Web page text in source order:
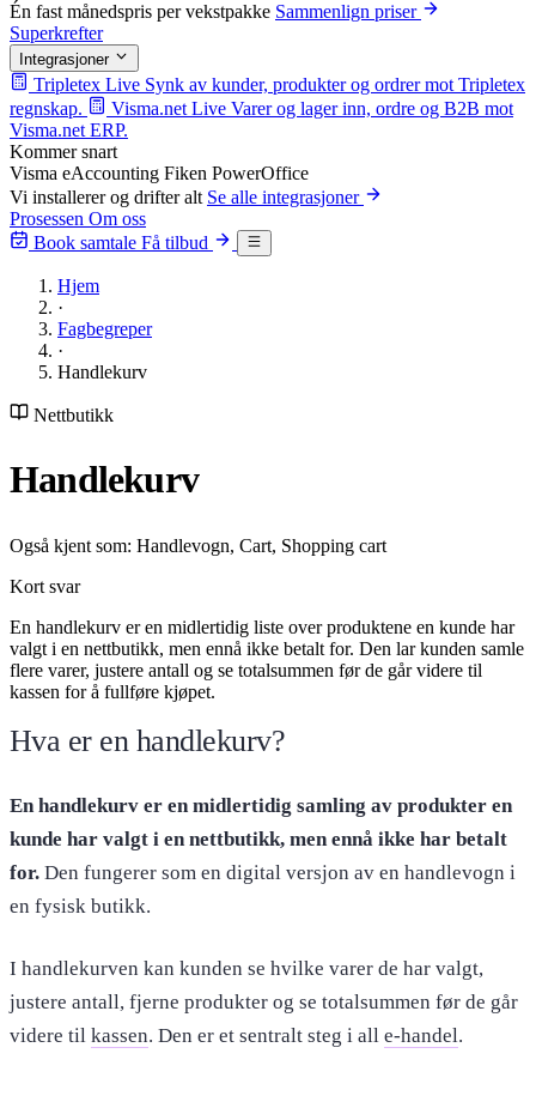
Én fast månedspris per vekstpakke Sammenlign priser
Superkrefter
Integrasjoner
Tripletex Live Synk av kunder, produkter og ordrer mot Tripletex
regnskap.
Visma.net Live Varer og lager inn, ordre og B2B mot
Visma.net ERP.
Kommer snart
Visma eAccounting Fiken PowerOffice
Vi installerer og drifter alt Se alle integrasjoner
Prosessen Om oss
Book samtale Få tilbud
Hjem
·
Fagbegreper
·
Handlekurv
Nettbutikk
Handlekurv
Også kjent som: Handlevogn, Cart, Shopping cart
Kort svar
En handlekurv er en midlertidig liste over produktene en kunde har
valgt i en nettbutikk, men ennå ikke betalt for. Den lar kunden samle
flere varer, justere antall og se totalsummen før de går videre til
kassen for å fullføre kjøpet.
Hva er en handlekurv?
En handlekurv er en midlertidig samling av produkter en
kunde har valgt i en nettbutikk, men ennå ikke har betalt
for. Den fungerer som en digital versjon av en handlevogn i
en fysisk butikk.
I handlekurven kan kunden se hvilke varer de har valgt,
justere antall, fjerne produkter og se totalsummen før de går
videre til kassen. Den er et sentralt steg i all e-handel.